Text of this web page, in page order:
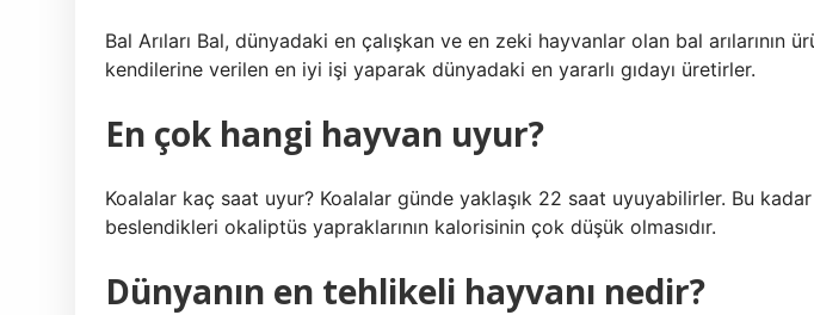
Bal Arıları Bal, dünyadaki en çalışkan ve en zeki hayvanlar olan bal arılarının
kendilerine verilen en iyi işi yaparak dünyadaki en yararlı gıdayı üretirler.
En çok hangi hayvan uyur?
Koalalar kaç saat uyur? Koalalar günde yaklaşık 22 saat uyuyabilirler. Bu kadar
beslendikleri okaliptüs yapraklarının kalorisinin çok düşük olmasıdır.
Dünyanın en tehlikeli hayvanı nedir?